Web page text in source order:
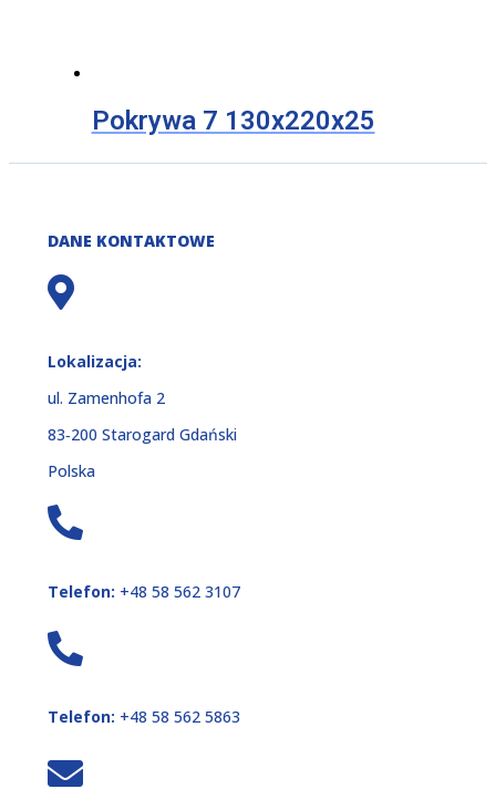
Pokrywa 7 130x220x25
DANE KONTAKTOWE
Lokalizacja:
ul. Zamenhofa 2
83‑200 Starogard Gdański
Polska
Telefon: +48 58 562 3107
Telefon: +48 58 562 5863